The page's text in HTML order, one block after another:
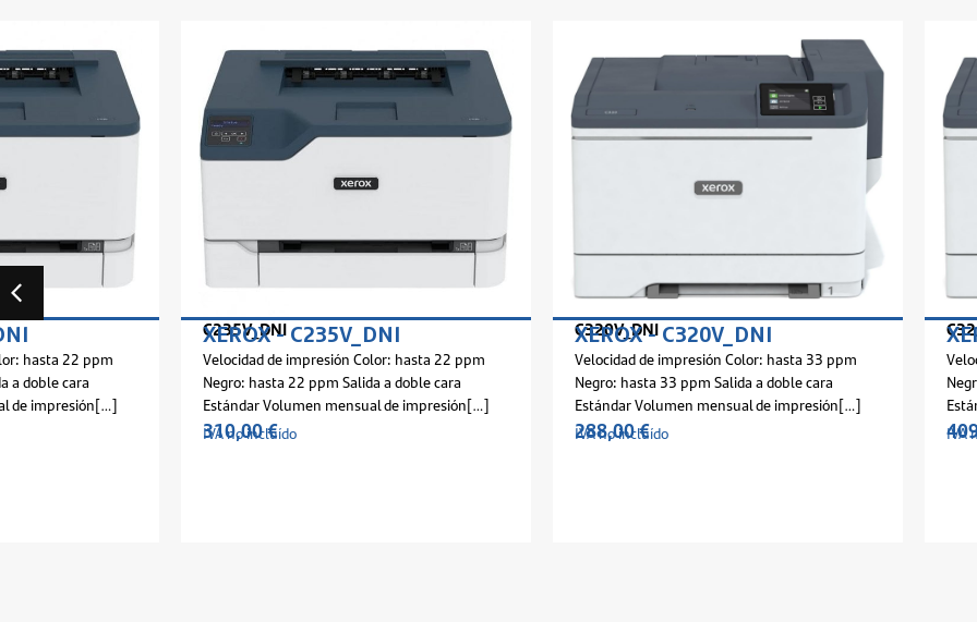
C235V_DNI
XEROX - C235V_DNI
Velocidad de impresión Color: hasta 22 ppm
Negro: hasta 22 ppm Salida a doble cara
Estándar Volumen mensual de impresión[…]
C320V_DNI
XEROX - C320V_DNI
Velocidad de impresión Color: hasta 33 ppm
Negro: hasta 33 ppm Salida a doble cara
Estándar Volumen mensual de impresión[…]
C325V_DNI
XEROX - C325V_DNI
Velocidad de impresión Color:
Negro: hasta 33 ppm Salida a
Estándar Volumen mensual de